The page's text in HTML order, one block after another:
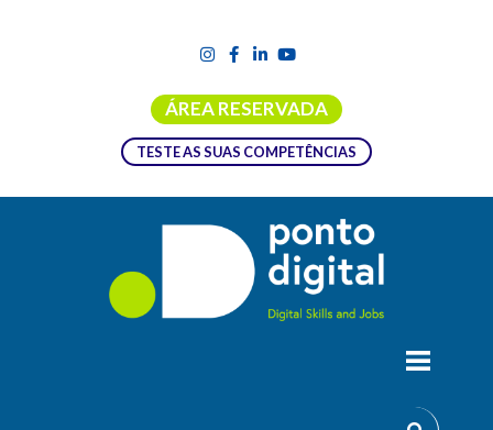
ÁREA RESERVADA
TESTE AS SUAS COMPETÊNCIAS